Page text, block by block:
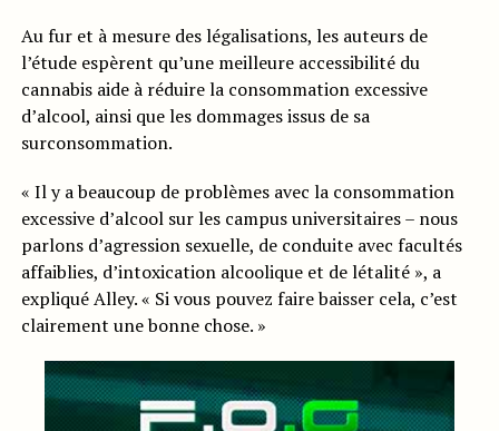
Au fur et à mesure des légalisations, les auteurs de
l’étude espèrent qu’une meilleure accessibilité du
cannabis aide à réduire la consommation excessive
d’alcool, ainsi que les dommages issus de sa
surconsommation.
« Il y a beaucoup de problèmes avec la consommation
excessive d’alcool sur les campus universitaires – nous
parlons d’agression sexuelle, de conduite avec facultés
affaiblies, d’intoxication alcoolique et de létalité », a
expliqué Alley. « Si vous pouvez faire baisser cela, c’est
clairement une bonne chose. »